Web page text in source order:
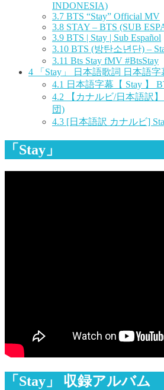
INDONESIA)
3.7 BTS “Stay” Official MV
3.8 STAY – BTS (SUB
3.9 BTS | Stay | Sub Español
3.10 BTS (방탄소년단) –
3.11 Bts Stay fMV #BtsStay
4 「Stay」 日本語歌詞 日本語
4.1 日本語字幕【 Stay 】
4.2 【カナルビ/日本語訳
団)
4.3 [日本語訳 カナルビ]
「Stay」
「Stay」 収録アルバム